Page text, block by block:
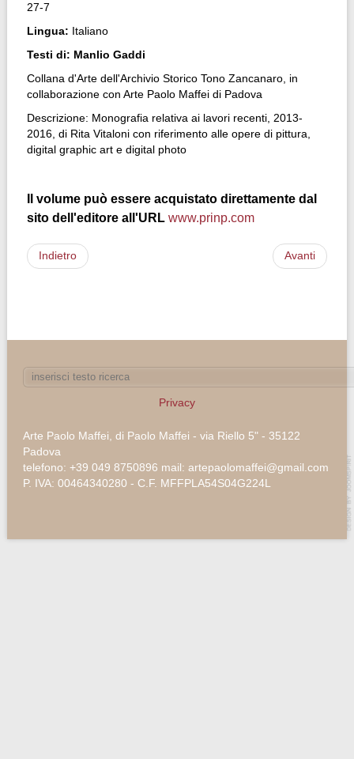
27-7
Lingua: Italiano
Testi di: Manlio Gaddi
Collana d'Arte dell'Archivio Storico Tono Zancanaro, in
collaborazione con Arte Paolo Maffei di Padova
Descrizione: Monografia relativa ai lavori recenti, 2013-
2016, di Rita Vitaloni con riferimento alle opere di pittura,
digital graphic art e digital photo
Il volume può essere acquistato direttamente dal
sito dell'editore all'URL www.prinp.com
Indietro Avanti
Privacy
Arte Paolo Maffei, di Paolo Maffei - via Riello 5" - 35122
Padova
telefono: +39 049 8750896 mail: artepaolomaffei@gmail.com
P. IVA: 00464340280 - C.F. MFFPLA54S04G224L